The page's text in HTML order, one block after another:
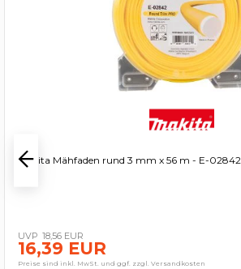
Makita Mähfaden rund 3 mm x 56 m - E-02842
18,56 EUR
16,39 EUR
Preise sind inkl. MwSt. und ggf. zzgl. Versandkosten